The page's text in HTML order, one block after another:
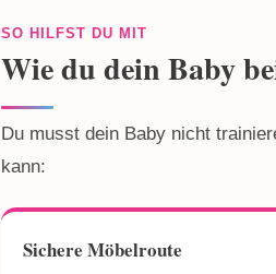
SO HILFST DU MIT
Wie du dein Baby
Du musst dein Baby nicht
kann:
Sichere Möbelroute